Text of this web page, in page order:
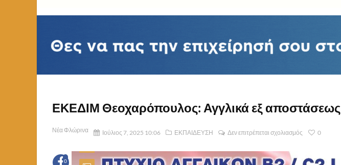
ΕΚΕΔΙΜ Θεοχαρόπουλος: Αγγλικά εξ αποστάσεως
Νέα Φλώρινα Ιούλιος 7, 2025 10:06 ΕΚΠΑΙΔΕΥΣΗ Δεν επιτρέπεται σχολιασμός 0
0